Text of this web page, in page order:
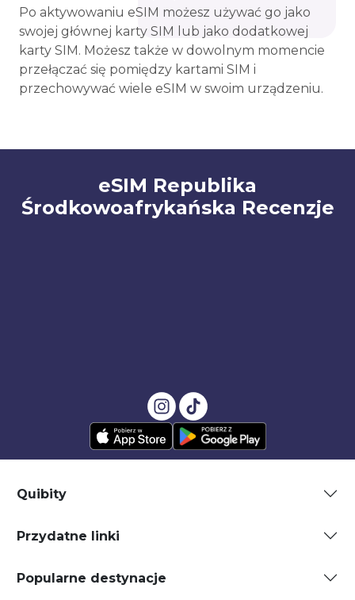
Po aktywowaniu eSIM możesz używać go jako
swojej głównej karty SIM lub jako dodatkowej
karty SIM. Możesz także w dowolnym momencie
przełączać się pomiędzy kartami SIM i
przechowywać wiele eSIM w swoim urządzeniu.
eSIM Republika
Środkowoafrykańska Recenzje
Quibity
Przydatne linki
Popularne destynacje